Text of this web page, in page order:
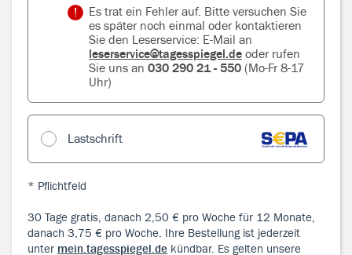
Es trat ein Fehler auf. Bitte versuchen Sie
es später noch einmal oder kontaktieren
Sie den Leserservice: E-Mail an
leserservice@tagesspiegel.de oder rufen
Sie uns an 030 290 21 - 550 (Mo-Fr 8-17
Uhr)
Lastschrift
* Pflichtfeld
30 Tage gratis, danach 2,50 € pro Woche für 12 Monate,
danach 3,75 € pro Woche. Ihre Bestellung ist jederzeit
unter mein.tagesspiegel.de kündbar. Es gelten unsere